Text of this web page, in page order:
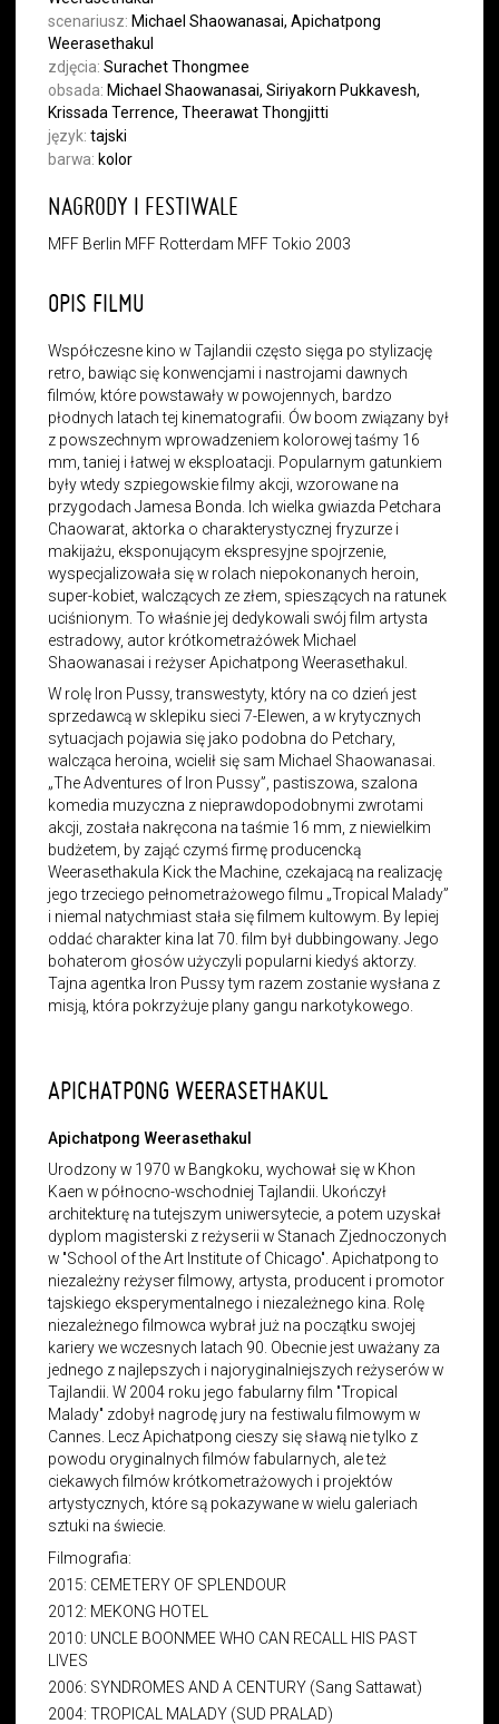
scenariusz: Michael Shaowanasai, Apichatpong
Weerasethakul
zdjęcia:Surachet Thongmee
obsada: Michael Shaowanasai, Siriyakorn Pukkavesh,
Krissada Terrence, Theerawat Thongjitti
język:tajski
barwa: kolor
NAGRODY I FESTIWALE
MFF Berlin MFF Rotterdam MFF Tokio 2003
OPIS FILMU
Współczesne kino w Tajlandii często sięga po stylizację
retro, bawiąc się konwencjami i nastrojami dawnych
filmów, które powstawały w powojennych, bardzo
płodnych latach tej kinematografii. Ów boom związany był
z powszechnym wprowadzeniem kolorowej taśmy 16
mm, taniej i łatwej w eksploatacji. Popularnym gatunkiem
były wtedy szpiegowskie filmy akcji, wzorowane na
przygodach Jamesa Bonda. Ich wielka gwiazda Petchara
Chaowarat, aktorka o charakterystycznej fryzurze i
makijażu, eksponującym ekspresyjne spojrzenie,
wyspecjalizowała się w rolach niepokonanych heroin,
super-kobiet, walczących ze złem, spieszących na ratunek
uciśnionym. To właśnie jej dedykowali swój film artysta
estradowy, autor krótkometrażówek Michael
Shaowanasai i reżyser Apichatpong Weerasethakul.
W rolę Iron Pussy, transwestyty, który na co dzień jest
sprzedawcą w sklepiku sieci 7-Elewen, a w krytycznych
sytuacjach pojawia się jako podobna do Petchary,
walcząca heroina, wcielił się sam Michael Shaowanasai.
„The Adventures of Iron Pussy”, pastiszowa, szalona
komedia muzyczna z nieprawdopodobnymi zwrotami
akcji, została nakręcona na taśmie 16 mm, z niewielkim
budżetem, by zająć czymś firmę producencką
Weerasethakula Kick the Machine, czekajacą na realizację
jego trzeciego pełnometrażowego filmu „Tropical Malady”
i niemal natychmiast stała się filmem kultowym. By lepiej
oddać charakter kina lat 70. film był dubbingowany. Jego
bohaterom głosów użyczyli popularni kiedyś aktorzy.
Tajna agentka Iron Pussy tym razem zostanie wysłana z
misją, która pokrzyżuje plany gangu narkotykowego.
APICHATPONG WEERASETHAKUL
Apichatpong Weerasethakul
Urodzony w 1970 w Bangkoku, wychował się w Khon
Kaen w północno-wschodniej Tajlandii. Ukończył
architekturę na tutejszym uniwersytecie, a potem uzyskał
dyplom magisterski z reżyserii w Stanach Zjednoczonych
w "School of the Art Institute of Chicago". Apichatpong to
niezależny reżyser filmowy, artysta, producent i promotor
tajskiego eksperymentalnego i niezależnego kina. Rolę
niezależnego filmowca wybrał już na początku swojej
kariery we wczesnych latach 90. Obecnie jest uważany za
jednego z najlepszych i najoryginalniejszych reżyserów w
Tajlandii. W 2004 roku jego fabularny film "Tropical
Malady" zdobył nagrodę jury na festiwalu filmowym w
Cannes. Lecz Apichatpong cieszy się sławą nie tylko z
powodu oryginalnych filmów fabularnych, ale też
ciekawych filmów krótkometrażowych i projektów
artystycznych, które są pokazywane w wielu galeriach
sztuki na świecie.
Filmografia:
2015: CEMETERY OF SPLENDOUR
2012: MEKONG HOTEL
2010: UNCLE BOONMEE WHO CAN RECALL HIS PAST
LIVES
2006: SYNDROMES AND A CENTURY (Sang Sattawat)
2004: TROPICAL MALADY (SUD PRALAD)